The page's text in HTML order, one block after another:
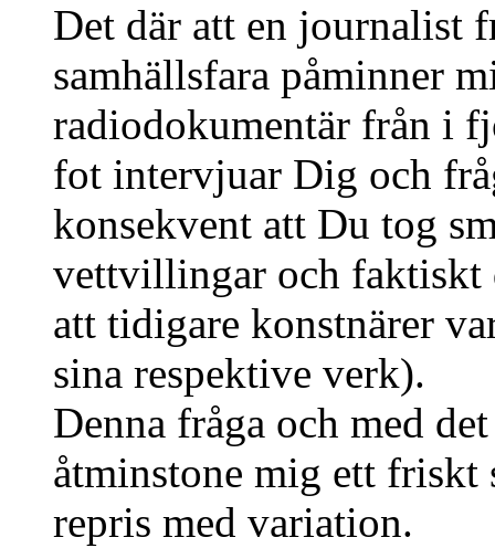
Det där att en journalist
samhällsfara påminner
radiodokumentär från i
fot intervjuar Dig och
konsekvent att Du tog
vettvillingar och faktiskt
att tidigare konstnärer
sina respektive verk).
Denna fråga och med
åtminstone mig ett friskt
repris med variation.